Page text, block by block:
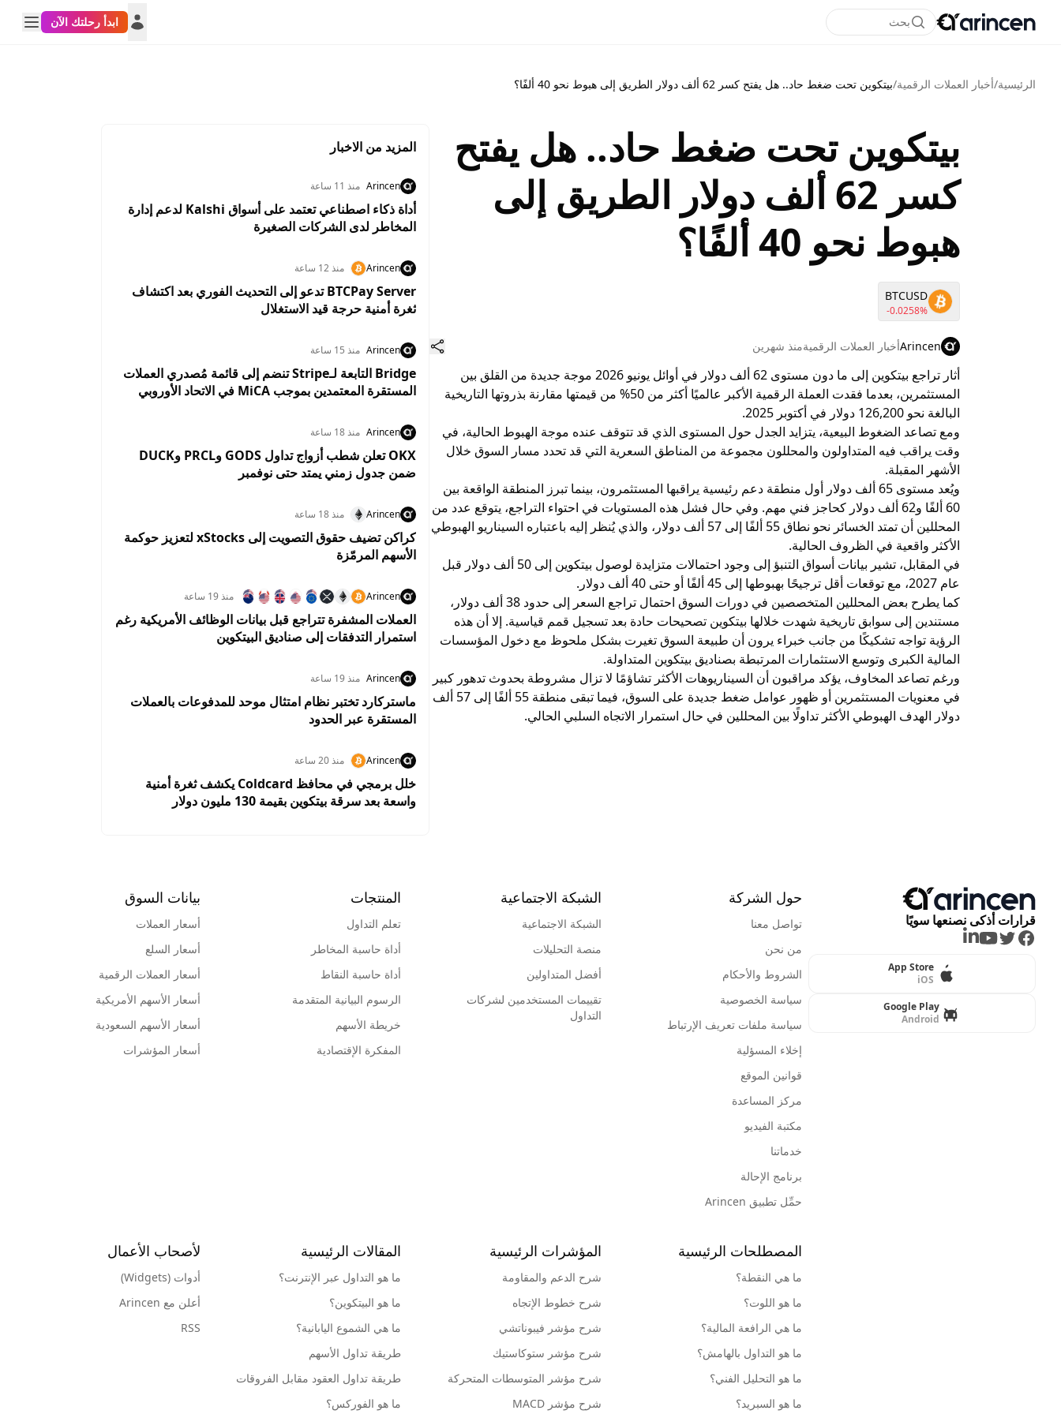
بحث ابدأ رحلتك الآن
الرئيسية/أخبار العملات الرقمية/بيتكوين تحت ضغط حاد.. هل يفتح كسر 62 ألف دولار الطريق إلى هبوط نحو 40 ألفًا؟
بيتكوين تحت ضغط حاد.. هل يفتح
كسر 62 ألف دولار الطريق إلى
هبوط نحو 40 ألفًا؟
BTCUSD
-0.0258%
Arincenأخبار العملات الرقميةمنذ شهرين
أثار تراجع بيتكوين إلى ما دون مستوى 62 ألف دولار في أوائل يونيو 2026 موجة جديدة من القلق بين
المستثمرين، بعدما فقدت العملة الرقمية الأكبر عالميًا أكثر من 50% من قيمتها مقارنة بذروتها التاريخية
البالغة نحو 126,200 دولار في أكتوبر 2025.
ومع تصاعد الضغوط البيعية، يتزايد الجدل حول المستوى الذي قد تتوقف عنده موجة الهبوط الحالية، في
وقت يراقب فيه المتداولون والمحللون مجموعة من المناطق السعرية التي قد تحدد مسار السوق خلال
الأشهر المقبلة.
ويُعد مستوى 65 ألف دولار أول منطقة دعم رئيسية يراقبها المستثمرون، بينما تبرز المنطقة الواقعة بين
60 ألفًا و62 ألف دولار كحاجز فني مهم. وفي حال فشل هذه المستويات في احتواء التراجع، يتوقع عدد من
المحللين أن تمتد الخسائر نحو نطاق 55 ألفًا إلى 57 ألف دولار، والذي يُنظر إليه باعتباره السيناريو الهبوطي
الأكثر واقعية في الظروف الحالية.
في المقابل، تشير بيانات أسواق التنبؤ إلى وجود احتمالات متزايدة لوصول بيتكوين إلى 50 ألف دولار قبل
عام 2027، مع توقعات أقل ترجيحًا بهبوطها إلى 45 ألفًا أو حتى 40 ألف دولار.
كما يطرح بعض المحللين المتخصصين في دورات السوق احتمال تراجع السعر إلى حدود 38 ألف دولار،
مستندين إلى سوابق تاريخية شهدت خلالها بيتكوين تصحيحات حادة بعد تسجيل قمم قياسية. إلا أن هذه
الرؤية تواجه تشكيكًا من جانب خبراء يرون أن طبيعة السوق تغيرت بشكل ملحوظ مع دخول المؤسسات
المالية الكبرى وتوسع الاستثمارات المرتبطة بصناديق بيتكوين المتداولة.
ورغم تصاعد المخاوف، يؤكد مراقبون أن السيناريوهات الأكثر تشاؤمًا لا تزال مشروطة بحدوث تدهور كبير
في معنويات المستثمرين أو ظهور عوامل ضغط جديدة على السوق، فيما تبقى منطقة 55 ألفًا إلى 57 ألف
دولار الهدف الهبوطي الأكثر تداولًا بين المحللين في حال استمرار الاتجاه السلبي الحالي.
المزيد من الاخبار
Arincen منذ 11 ساعة
أداة ذكاء اصطناعي تعتمد على أسواق Kalshi لدعم إدارة
المخاطر لدى الشركات الصغيرة
Arincen منذ 12 ساعة
BTCPay Server تدعو إلى التحديث الفوري بعد اكتشاف
ثغرة أمنية حرجة قيد الاستغلال
Arincen منذ 15 ساعة
Bridge التابعة لـStripe تنضم إلى قائمة مُصدري العملات
المستقرة المعتمدين بموجب MiCA في الاتحاد الأوروبي
Arincen منذ 18 ساعة
OKX تعلن شطب أزواج تداول GODS وPRCL وDUCK
ضمن جدول زمني يمتد حتى نوفمبر
Arincen منذ 18 ساعة
كراكن تضيف حقوق التصويت إلى xStocks لتعزيز حوكمة
الأسهم المرمّزة
Arincen منذ 19 ساعة
العملات المشفرة تتراجع قبل بيانات الوظائف الأمريكية رغم
استمرار التدفقات إلى صناديق البيتكوين
Arincen منذ 19 ساعة
ماستركارد تختبر نظام امتثال موحد للمدفوعات بالعملات
المستقرة عبر الحدود
Arincen منذ 20 ساعة
خلل برمجي في محافظ Coldcard يكشف ثغرة أمنية
واسعة بعد سرقة بيتكوين بقيمة 130 مليون دولار
قرارات أذكى نصنعها سويًا
Facebook
Twitter
Youtube
LinkedIn
App Store
iOS
Google Play
Android
حول الشركة
تواصل معنا
من نحن
الشروط والأحكام
سياسة الخصوصية
سياسة ملفات تعريف الإرتباط
إخلاء المسؤلية
قوانين الموقع
مركز المساعدة
مكتبة الفيديو
خدماتنا
برنامج الإحالة
حمِّل تطبيق Arincen
الشبكة الاجتماعية
الشبكة الاجتماعية
منصة التحليلات
أفضل المتداولين
تقييمات المستخدمين لشركات
التداول
المنتجات
تعلم التداول
أداة حاسبة المخاطر
أداة حاسبة النقاط
الرسوم البيانية المتقدمة
خريطة الأسهم
المفكرة الإقتصادية
بيانات السوق
أسعار العملات
أسعار السلع
أسعار العملات الرقمية
أسعار الأسهم الأمريكية
أسعار الأسهم السعودية
أسعار المؤشرات
المصطلحات الرئيسية
ما هي النقطة؟
ما هو اللوت؟
ما هي الرافعة المالية؟
ما هو التداول بالهامش؟
ما هو التحليل الفني؟
ما هو السبريد؟
المؤشرات الرئيسية
شرح الدعم والمقاومة
شرح خطوط الإتجاه
شرح مؤشر فيبوناتشي
شرح مؤشر ستوكاستيك
شرح مؤشر المتوسطات المتحركة
شرح مؤشر MACD
المقالات الرئيسية
ما هو التداول عبر الإنترنت؟
ما هو البيتكوين؟
ما هي الشموع اليابانية؟
طريقة تداول الأسهم
طريقة تداول العقود مقابل الفروقات
ما هو الفوركس؟
لأصحاب الأعمال
أدوات (Widgets)
أعلن مع Arincen
RSS